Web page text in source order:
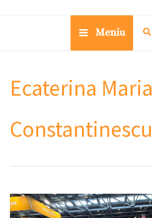
Meniu
Ecaterina Maria
Constantinescu